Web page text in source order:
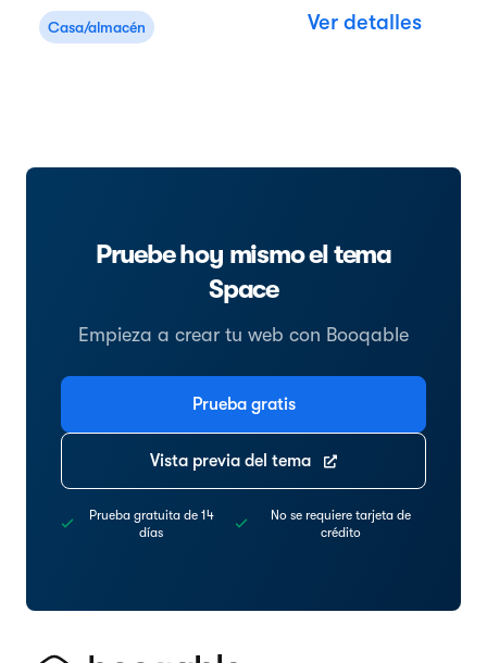
Casa/almacén Ver detalles
Pruebe hoy mismo el tema
Space
Empieza a crear tu web con Booqable
Prueba gratis
Vista previa del tema
Prueba gratuita de 14
días
No se requiere tarjeta de
crédito